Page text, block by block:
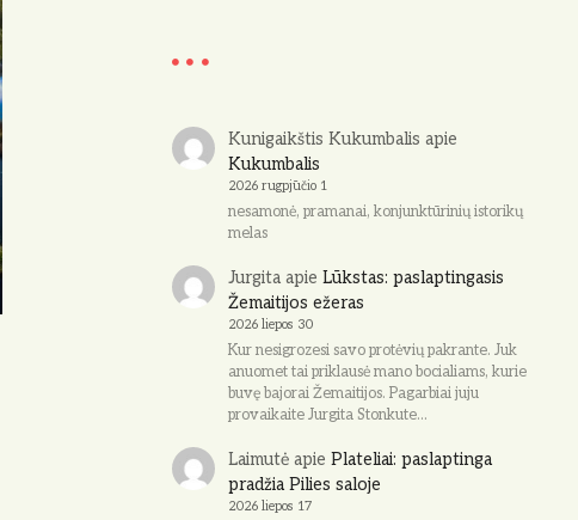
Kunigaikštis Kukumbalis apie
Kukumbalis
2026 rugpjūčio 1
nesamonė, pramanai, konjunktūrinių istorikų
melas
Jurgitaapie Lūkstas: paslaptingasis
Žemaitijos ežeras
2026 liepos 30
Kur nesigrozesi savo protėvių pakrante. Juk
anuomet tai priklausė mano bocialiams, kurie
buvę bajorai Žemaitijos. Pagarbiai juju
provaikaite Jurgita Stonkute…
Laimutėapie Plateliai: paslaptinga
pradžia Pilies saloje
2026 liepos 17